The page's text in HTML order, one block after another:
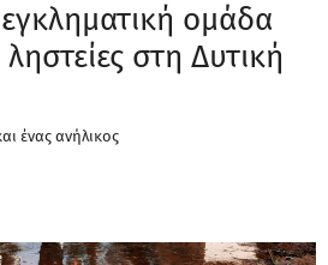
ομάδα
στη Δυτική
ένας ανήλικος